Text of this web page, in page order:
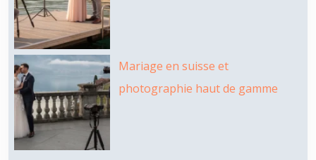
Mariage en suisse et
photographie haut de gamme